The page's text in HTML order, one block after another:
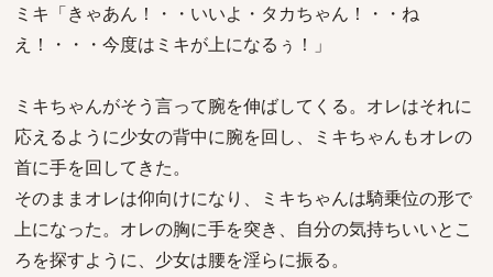
ミキ「きゃあん！・・いいよ・タカちゃん！・・ね
え！・・・今度はミキが上になるぅ！」
ミキちゃんがそう言って腕を伸ばしてくる。オレはそれに
応えるように少女の背中に腕を回し、ミキちゃんもオレの
首に手を回してきた。
そのままオレは仰向けになり、ミキちゃんは騎乗位の形で
上になった。オレの胸に手を突き、自分の気持ちいいとこ
ろを探すように、少女は腰を淫らに振る。